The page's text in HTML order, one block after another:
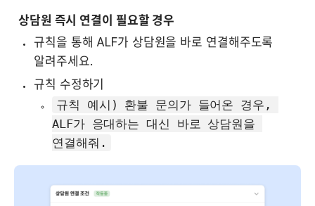
상담원 즉시 연결이 필요할 경우
규칙을 통해 ALF가 상담원을 바로 연결해주도록
알려주세요.
규칙 수정하기
규칙 예시) 환불 문의가 들어온 경우,
ALF가 응대하는 대신 바로 상담원을
연결해줘.